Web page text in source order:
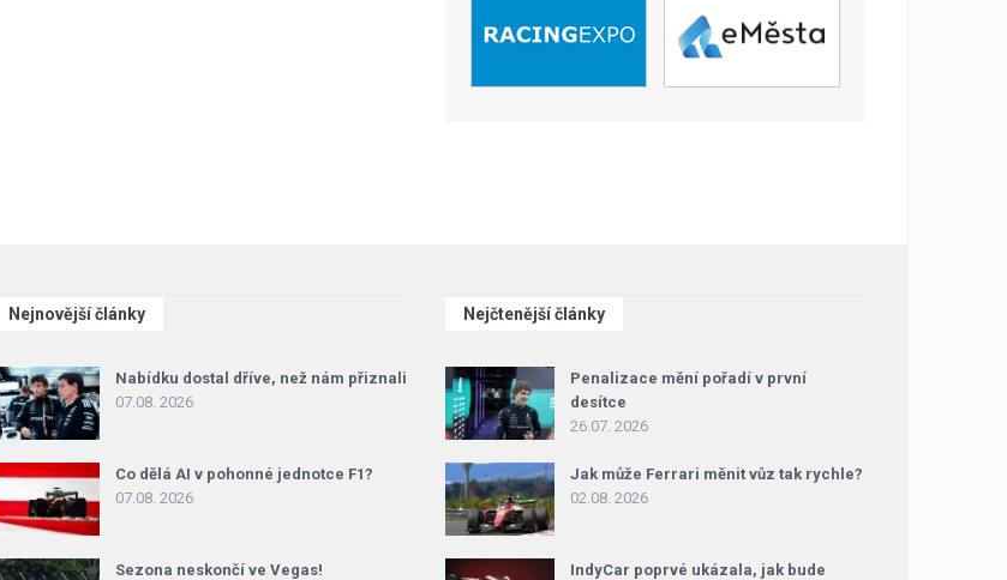
Nejnovější články
Nabídku dostal dříve, než nám přiznali
07.08. 2026
Co dělá AI v pohonné jednotce F1?
07.08. 2026
Sezona neskončí ve Vegas!
Nejčtenější články
Penalizace mění pořadí v první
desítce
26.07. 2026
Jak může Ferrari měnit vůz tak rychle?
02.08. 2026
IndyCar poprvé ukázala, jak bude